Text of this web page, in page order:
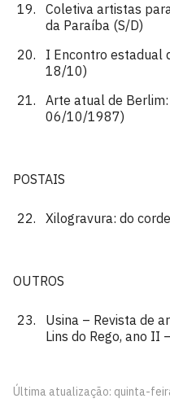
Coletiva artistas
da Paraíba (S/D)
I Encontro estadual
18/10)
Arte atual de
06/10/1987)
POSTAIS
Xilogravura: do
OUTROS
Usina – Revista de
Lins do Rego, ano II
Última atualização: quinta-